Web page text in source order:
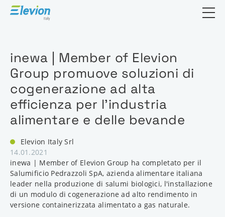
Suchfeld
inewa | Member of Elevion
Group promuove soluzioni di
cogenerazione ad alta
efficienza per l'industria
alimentare e delle bevande
Elevion Italy Srl
14.01.2021
inewa | Member of Elevion Group ha completato per il
Salumificio Pedrazzoli SpA, azienda alimentare italiana
leader nella produzione di salumi biologici, l'installazione
di un modulo di cogenerazione ad alto rendimento in
versione containerizzata alimentato a gas naturale.